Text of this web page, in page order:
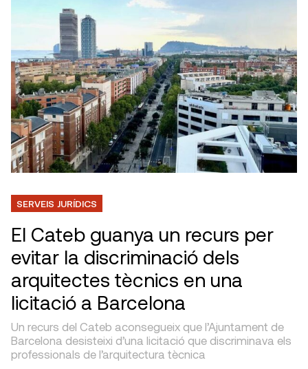
SERVEIS JURÍDICS
El Cateb guanya un recurs per
evitar la discriminació dels
arquitectes tècnics en una
licitació a Barcelona
Un recurs del Cateb aconsegueix que l’Ajuntament de
Barcelona desisteixi d’una licitació que discriminava els
professionals de l’arquitectura tècnica